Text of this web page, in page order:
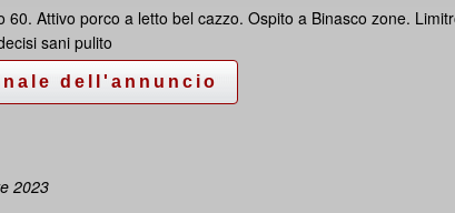
60. Attivo porco a letto bel cazzo. Ospito a Binasco zone.
sani pulito
2023